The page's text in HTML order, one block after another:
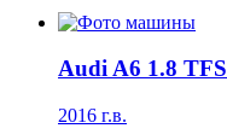
Audi A6 1.8
2016 г.в.